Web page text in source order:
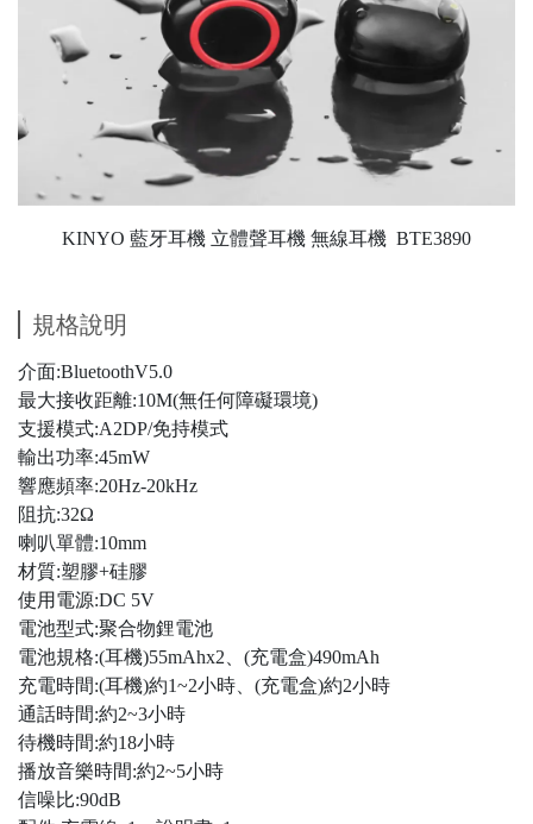
KINYO 藍牙耳機 立體聲耳機 無線耳機 BTE3890
規格說明
介面:BluetoothV5.0
最大接收距離:10M(無任何障礙環境)
支援模式:A2DP/免持模式
輸出功率:45mW
響應頻率:20Hz-20kHz
阻抗:32Ω
喇叭單體:10mm
材質:塑膠+硅膠
使用電源:DC 5V
電池型式:聚合物鋰電池
電池規格:(耳機)55mAhx2、(充電盒)490mAh
充電時間:(耳機)約1~2小時、(充電盒)約2小時
通話時間:約2~3小時
待機時間:約18小時
播放音樂時間:約2~5小時
信噪比:90dB